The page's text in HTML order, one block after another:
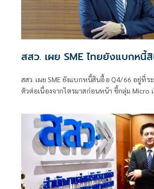
สสว. เผย SME ไทยยังแบกหนี้
สสว. เผย SME ยังแบกหนี้สินอื้อ Q4/66 อยู่ที่ร
ตัวต่อเนื่องจากไตรมาสก่อนหน้า ชี้กลุ่ม Micro เ